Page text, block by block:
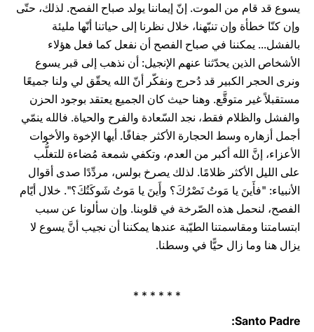
يسوع قد قام من الموت. إنّ إيماننا يولد صباح الفصح. لذلك، حتّى
وإن كنّا خطأة وإن تنبّهنا، خلال نظرنا إلى حياتنا أنّها مليئة
بالفشل... يمكننا في صباح الفصح أن نفعل كما فعل هؤلاء
الأشخاص الذين يحدّثنا عنهم الإنجيل: أن نذهب إلى قبر يسوع
ونرى الحجر الكبير قد دُحرج ونفكّر أنّ الله يحقّق لي ولنا جميعًا
مستقبلاً غير متوقَّع. وهنا حيث كان الجميع يعتقد بوجود الحزن
والفشل والظلام فقط، نجد السّعادة والفرح والحياة. فالله ينمّي
أجمل أزهاره وسط الحجارة الأكثر جفافًا. أيها الإخوة والأخوات
الأعزاء، إنَّ الله أكبر من العدم، وتكفي شمعة مُضاءة للتغلُّب
على الليل الأكثر ظلامًا. لذلك يصرخ بولس، مردِّدًا صدى أقوال
الأنبياء: "فأَينَ يا مَوتُ نَصْرُكَ؟ وأَينَ يا مَوتُ شَوكَتُكَ؟". خلال أيّام
الفصح، لنحمل هذه الصّرخة في قلوبنا. وإن سألونا عن سبب
ابتسامتنا ومقاسمتنا الطيّبة عندها يمكننا أن نجيب أنَّ يسوع لا
يزال هنا وما زال حيًّا في وسطنا.
* * * * * *
Santo Padre: